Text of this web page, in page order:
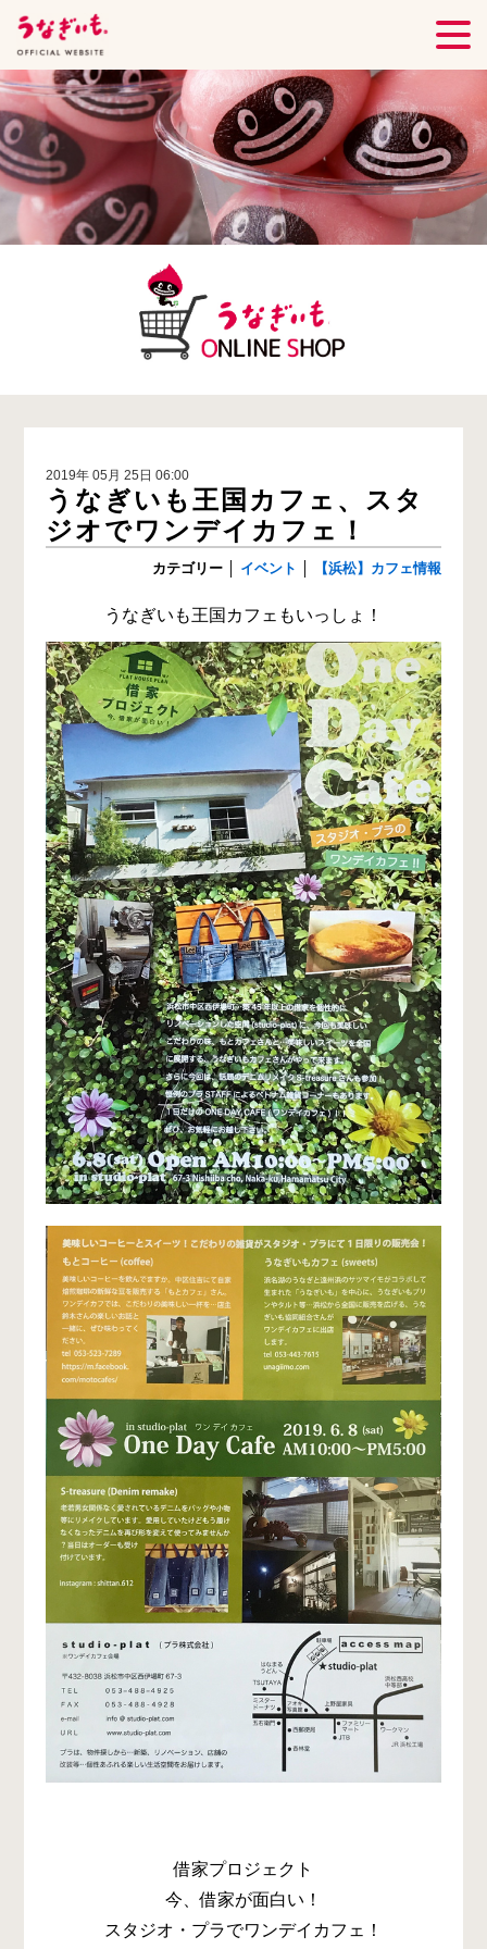
2019年 05月 25日 06:00
うなぎいも王国カフェ、スタ
ジオでワンデイカフェ！
カテゴリー イベント 【浜松】カフェ情報
うなぎいも王国カフェもいっしょ！
借家プロジェクト
今、借家が面白い！
スタジオ・プラでワンデイカフェ！